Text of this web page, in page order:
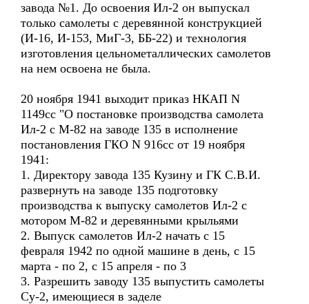
завода №1. До освоения Ил-2 он выпускал
только самолеты с деревянной конструкцией
(И-16, И-153, МиГ-3, ББ-22) и технология
изготовления цельнометаллических самолетов
на нем освоена не была.
20 ноября 1941 выходит приказ НКАП N
1149cc "О постановке производства самолета
Ил-2 с М-82 на заводе 135 в исполнение
постановления ГКО N 916сс от 19 ноября
1941:
1. Директору завода 135 Кузину и ГК С.В.И.
развернуть на заводе 135 подготовку
производства к выпуску самолетов Ил-2 с
мотором М-82 и деревянными крыльями
2. Выпуск самолетов Ил-2 начать с 15
февраля 1942 по одной машине в день, с 15
марта - по 2, с 15 апреля - по 3
3. Разрешить заводу 135 выпустить самолеты
Су-2, имеющиеся в заделе